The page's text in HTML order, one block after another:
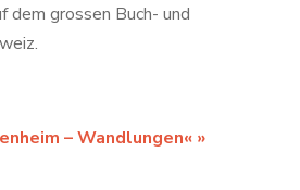
dem grossen Buch- und
– Wandlungen« »